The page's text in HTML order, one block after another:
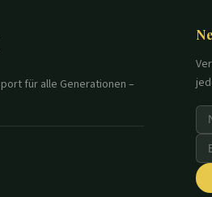
für alle Generationen –